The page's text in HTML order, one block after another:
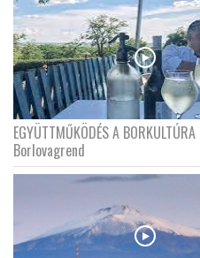
EGYÜTTMŰKÖDÉS A
Borlovagrend